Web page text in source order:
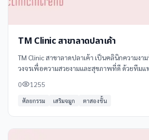
TM Clinic สาขาลาดปลาเค้า
TM Clinic สาขาลาดปลาเค้า เป็นคลินิกความง
วงจรเพื่อความสวยงามและสุขภาพที่ดี ด้วยทีม
0 1255
ศัลยกรรม เสริมจมูก ตาสองชั้น